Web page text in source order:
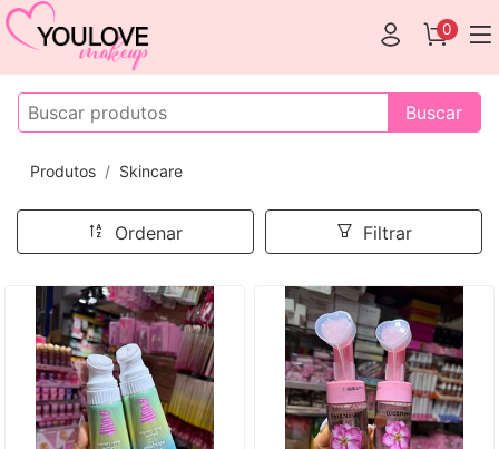
0
Buscar
Produtos Skincare
Ordenar Filtrar